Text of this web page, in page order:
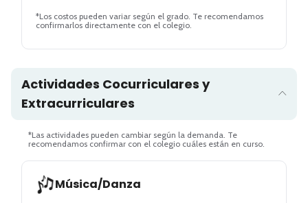
*Los costos pueden variar según el grado. Te recomendamos
confirmarlos directamente con el colegio.
Actividades Cocurriculares y
Extracurriculares
*Las actividades pueden cambiar según la demanda. Te
recomendamos confirmar con el colegio cuáles están en curso.
Música/Danza